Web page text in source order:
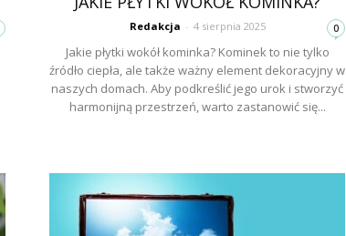
Redakcja - 4 sierpnia 2025 0
Jakie płytki wokół kominka? Kominek to nie tylko
źródło ciepła, ale także ważny element dekoracyjny w
naszych domach. Aby podkreślić jego urok i stworzyć
harmonijną przestrzeń, warto zastanowić się...